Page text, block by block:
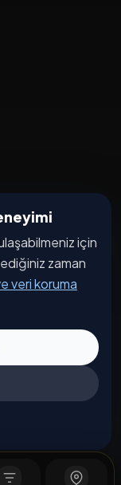
için
zaman
veri koruma